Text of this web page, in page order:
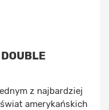
z najbardziej
amerykańskich